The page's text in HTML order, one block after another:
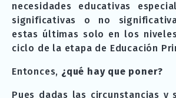
necesidades educativas
significativas o no
estas últimas solo en los
ciclo de la etapa de Educación
Entonces, ¿qué hay que poner?
Pues dadas las circunstancias y